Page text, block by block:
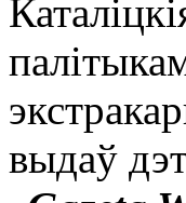
выдаў